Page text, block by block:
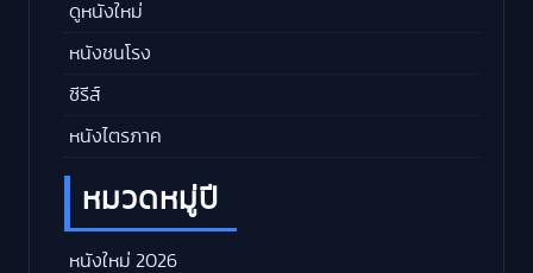
ดูหนังใหม่
หนังชนโรง
ซีรีส์
หนังไตรภาค
หมวดหมู่ปี
หนังใหม่ 2026